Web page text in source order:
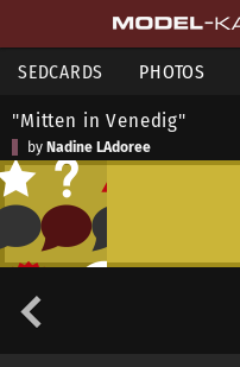
SEDCARDS PHOTOS
"Mitten in Venedig"
by Nadine LAdoree